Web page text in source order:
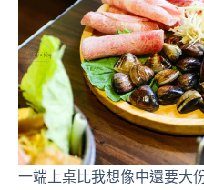
一端上桌比我想像中還要大